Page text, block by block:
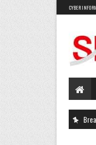
CYBER